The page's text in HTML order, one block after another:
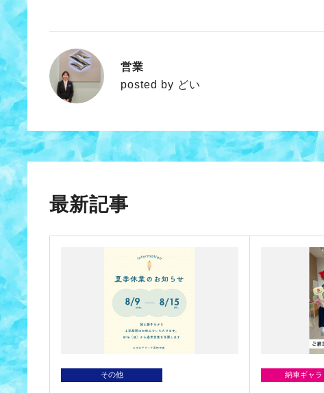
どい
営業
posted by どい
最新記事
その他 納車ギャラ